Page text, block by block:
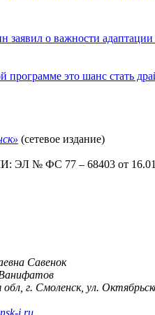
о важности адаптации
программе это шанс стать
(сетевое издание)
ЭЛ № ФС 77 – 68403 от
Савенок
Ванифатов
г. Смоленск, ул.
i.ru